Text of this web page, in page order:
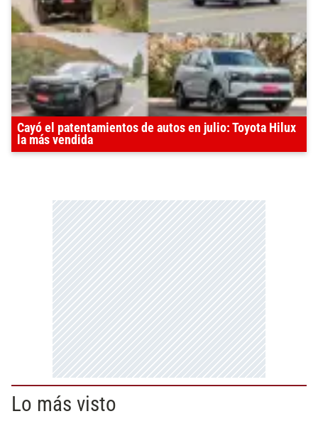
Cayó el patentamientos de autos en julio: Toyota Hilux
la más vendida
Lo más visto